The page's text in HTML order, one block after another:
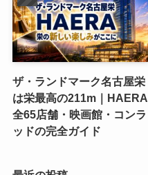
ザ・ランドマーク名古屋栄
は栄最高の211m｜HAERA
全65店舗・映画館・コンラ
ッドの完全ガイド